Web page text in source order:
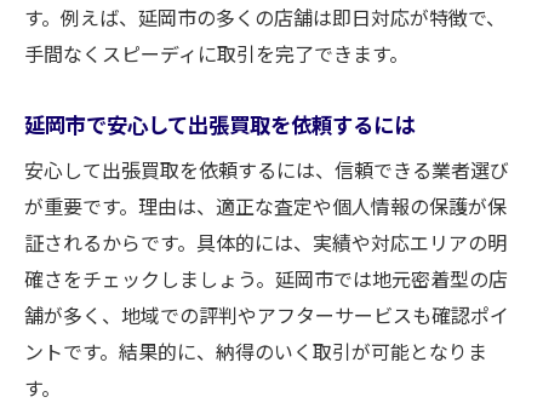
す。例えば、延岡市の多くの店舗は即日対応が特徴で、
手間なくスピーディに取引を完了できます。
延岡市で安心して出張買取を依頼するには
安心して出張買取を依頼するには、信頼できる業者選び
が重要です。理由は、適正な査定や個人情報の保護が保
証されるからです。具体的には、実績や対応エリアの明
確さをチェックしましょう。延岡市では地元密着型の店
舗が多く、地域での評判やアフターサービスも確認ポイ
ントです。結果的に、納得のいく取引が可能となりま
す。